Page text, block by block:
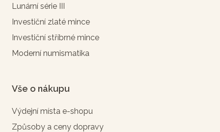
Lunární série III
Investiční zlaté mince
Investiční stříbrné mince
Moderní numismatika
Vše o nákupu
Výdejní místa e-shopu
Způsoby a ceny dopravy